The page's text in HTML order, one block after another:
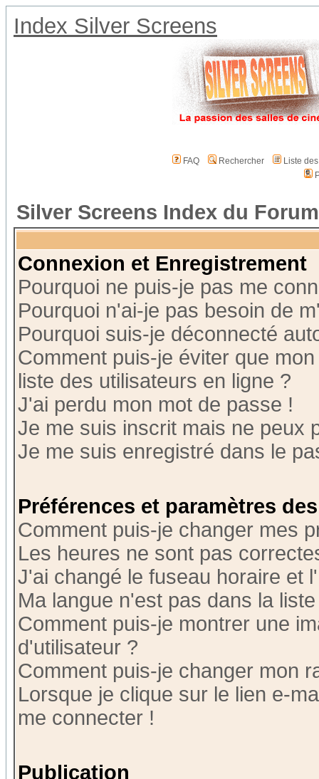
Index Silver Screens
FAQ Rechercher
Liste
Silver Screens Index du Forum
Connexion et Enregistrement
Pourquoi ne puis-je pas me
Pourquoi n'ai-je pas besoin de
Pourquoi suis-je déconnecté
Comment puis-je éviter que
liste des utilisateurs en ligne ?
J'ai perdu mon mot de passe !
Je me suis inscrit mais ne peux
Je me suis enregistré dans le
Préférences et paramètres
Comment puis-je changer mes
Les heures ne sont pas
J'ai changé le fuseau horaire et
Ma langue n'est pas dans la
Comment puis-je montrer une
d'utilisateur ?
Comment puis-je changer mon
Lorsque je clique sur le lien e-
me connecter !
Publication